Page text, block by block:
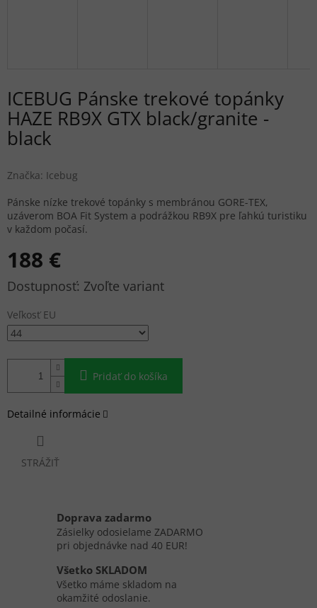
ICEBUG Pánske trekové topánky
HAZE RB9X GTX black/granite -
black
Značka: Icebug
188 €
Jednotková
Zvoľte variant
Veľkosť EU
Pridať do košíka
Pánske nízke trekové topánky s membránou GORE-TEX,
uzáverom BOA Fit System a podrážkou RB9X pre ľahkú turistiku
v každom počasí.
Detailné informácie
STRÁŽIŤ
Doprava zadarmo
Zásielky odosielame ZADARMO
pri objednávke nad 40 EUR!
Všetko SKLADOM
Všetko máme skladom na
okamžité odoslanie.